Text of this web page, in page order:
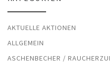
AKTUELLE AKTIONEN
ALLGEMEIN
ASCHENBECHER /